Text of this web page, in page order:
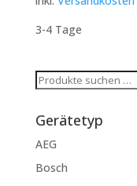
3-4 Tage
Suchen
Gerätetyp
AEG
Bosch